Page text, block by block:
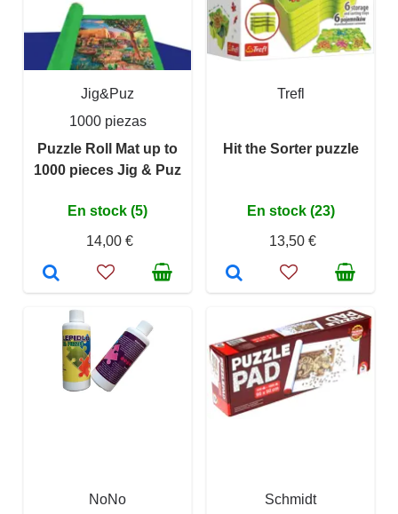
Jig&Puz
1000 piezas
Puzzle Roll Mat up to
1000 pieces Jig & Puz
En stock (5)
14,00 €
Trefl
Hit the Sorter puzzle
En stock (23)
13,50 €
NoNo
Schmidt